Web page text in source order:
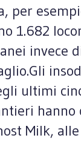
per
1.682
invece
ultimi
hanno
Milk,